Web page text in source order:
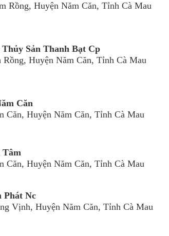
Rồng, Huyện Năm Căn, Tỉnh Cà Mau
Sản Thanh Bạt Cp
Huyện Năm Căn, Tỉnh Cà Mau
Căn
Huyện Năm Căn, Tỉnh Cà Mau
Tâm
Huyện Năm Căn, Tỉnh Cà Mau
Phát Nc
Vịnh, Huyện Năm Căn, Tỉnh Cà Mau